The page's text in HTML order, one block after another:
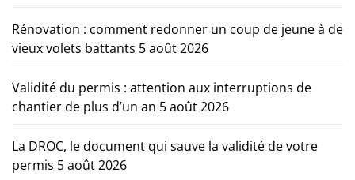
Rénovation : comment redonner un coup de jeune à de
vieux volets battants 5 août 2026
Validité du permis : attention aux interruptions de
chantier de plus d’un an 5 août 2026
La DROC, le document qui sauve la validité de votre
permis 5 août 2026